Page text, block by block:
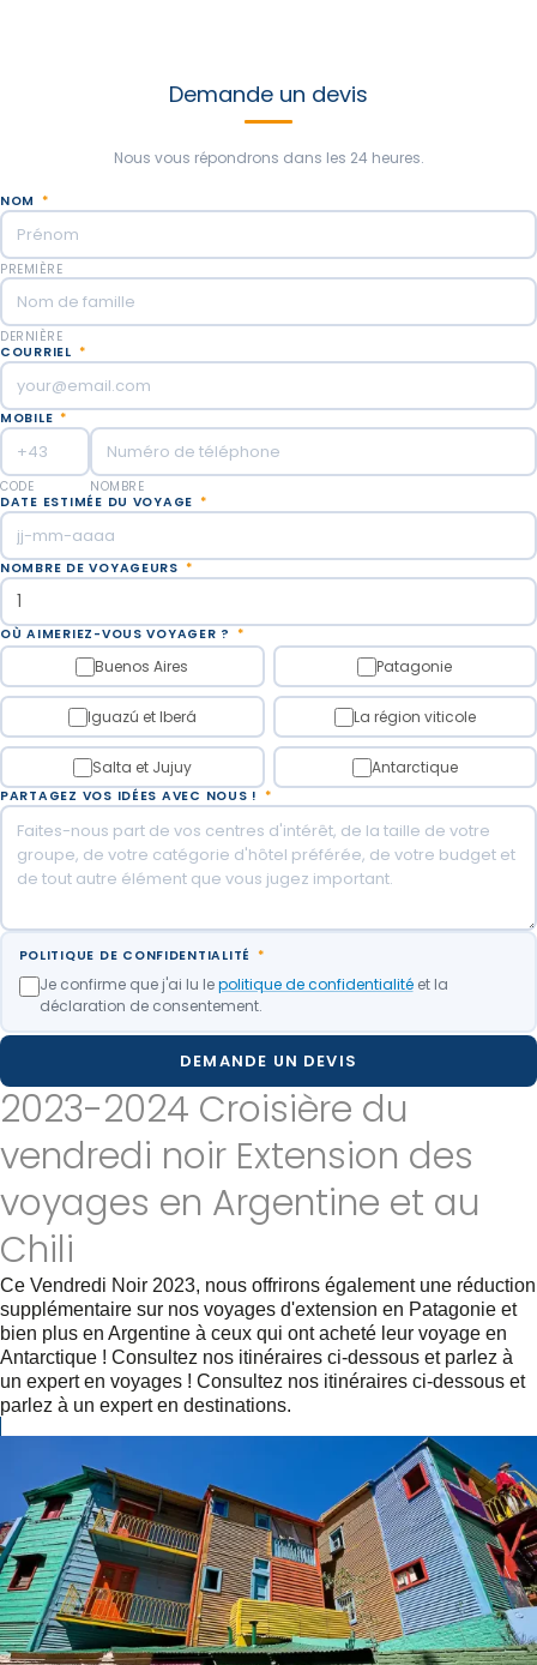
Demande un devis
Nous vous répondrons dans les 24 heures.
NOM *
PREMIÈRE
DERNIÈRE
COURRIEL *
MOBILE *
CODE
NOMBRE
DATE ESTIMÉE DU VOYAGE *
NOMBRE DE VOYAGEURS *
OÙ AIMERIEZ-VOUS VOYAGER ? *
Buenos Aires Patagonie
Iguazú et Iberá La région viticole
Salta et Jujuy Antarctique
PARTAGEZ VOS IDÉES AVEC NOUS ! *
POLITIQUE DE CONFIDENTIALITÉ *
Je confirme que j'ai lu lepolitique de confidentialitéet la
déclaration de consentement.
DEMANDE UN DEVIS
2023-2024 Croisière du
vendredi noir Extension des
voyages en Argentine et au
Chili
Ce Vendredi Noir 2023, nous offrirons également une réduction
supplémentaire sur nos voyages d'extension en Patagonie et
bien plus en Argentine à ceux qui ont acheté leur voyage en
Antarctique ! Consultez nos itinéraires ci-dessous et parlez à
un expert en voyages ! Consultez nos itinéraires ci-dessous et
parlez à un expert en destinations.